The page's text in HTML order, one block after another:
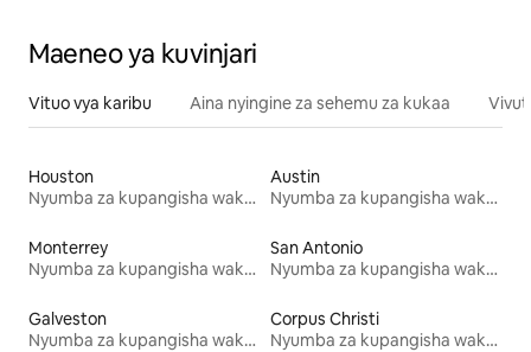
Maeneo ya kuvinjari
Vituo vya karibu Aina nyingine za sehemu za kukaa
Houston
Nyumba za kupangisha wakati wa likizo
Austin
Nyumba za kupangisha wakati wa likizo
Monterrey
Nyumba za kupangisha wakati wa likizo
San Antonio
Nyumba za kupangisha wakati wa likizo
Galveston
Nyumba za kupangisha wakati wa likizo
Corpus Christi
Nyumba za kupangisha wakati wa likizo